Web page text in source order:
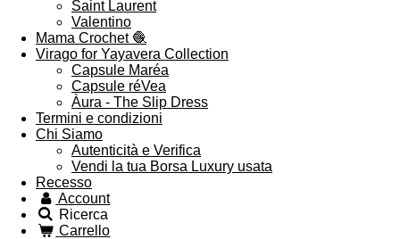
Saint Laurent
Valentino
Mama Crochet 🧶
Virago for Yayavera Collection
Capsule Maréa
Capsule réVea
Àura - The Slip Dress
Termini e condizioni
Chi Siamo
Autenticità e Verifica
Vendi la tua Borsa Luxury usata
Recesso
Account
Ricerca
Carrello